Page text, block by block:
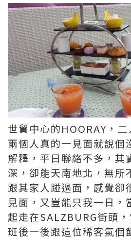
世貿中心的HOORAY，
兩個人真的一見面就說個
解釋，平日聯絡不多，其
深，卻能天南地北，無所
跟其家人踫過面，感覺卻
見面，又豈能只我一日，
起走在SALZBURG街頭
班後一後跟這位稀客氣個